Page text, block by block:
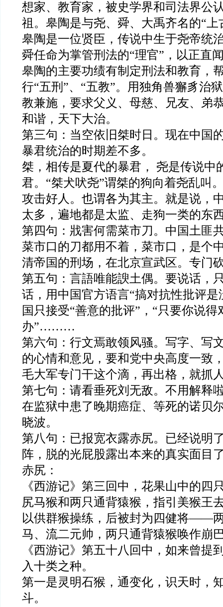
想家、教育家，被史学界和司法界公
祖。皋陶是与尧、舜、大禹齐名的“上
皋陶是一位贤臣，传说中生于尧帝统
舜任命为掌管刑法的“理官”，以正直
皋陶的主要功绩有制定刑法和教育，
行“五刑”、“五教”。用独角兽獬豸治
教兼施，要求父义、母慈、兄友、弟
和谐，天下大治。
第三句：当空依旧桀时日。现在中国
暴君统治的时期差不多。
桀，相传是夏代的暴君， 尧是传说中
君。“桀犬吠尧”谓桀的狗向着尧乱叫
攻击好人。也谓各为其主。就是说，
太多，遍地都是太监、走狗一类的东
第四句：戕害何需菜市刀。中国土匪
菜市口的刀都用不着，菜市口，是个
清帝国的刑场，在北京宣武区。专门
第五句：言語唯能諛土偶。要说话，
话，用中国官方语言“搞对抗性批评是
国只接受“善意的批评”，“只要你说
办”………
第六句：行文焉敢领风骚。写字、写
的心情和意见，要和党中央高度一致
毛大军专门干这个滴，再出格，就
第七句：请看垂死刘无敌。不用解释
在监狱中患了晚期癌症、等死的诺贝
晓波。
第八句：已报宽衣露赤尻。已经说明
阵，脱的光屁股露出本来的真实面目
赤尻：
《西游记》第三回中，花果山中的
尻马猴和两只通背猿猴，指引美猴王
以供群猴操练，后被封为四健将——
马、流二元帅，两只通背猿猴唤作崩
《西游记》第五十八回中，如来曾提
入十类之种。
第一是灵明石猴，通变化，识天时，
斗。